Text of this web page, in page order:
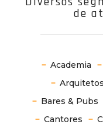
de
Academia
Arquitetos
Bares & Pubs
Cantores